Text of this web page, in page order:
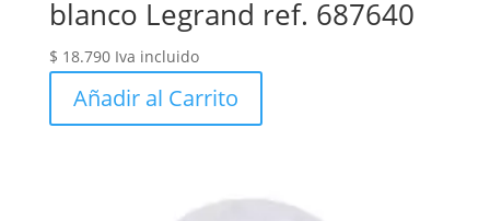
blanco Legrand ref. 687640
$ 18.790 Iva incluido
Añadir al Carrito